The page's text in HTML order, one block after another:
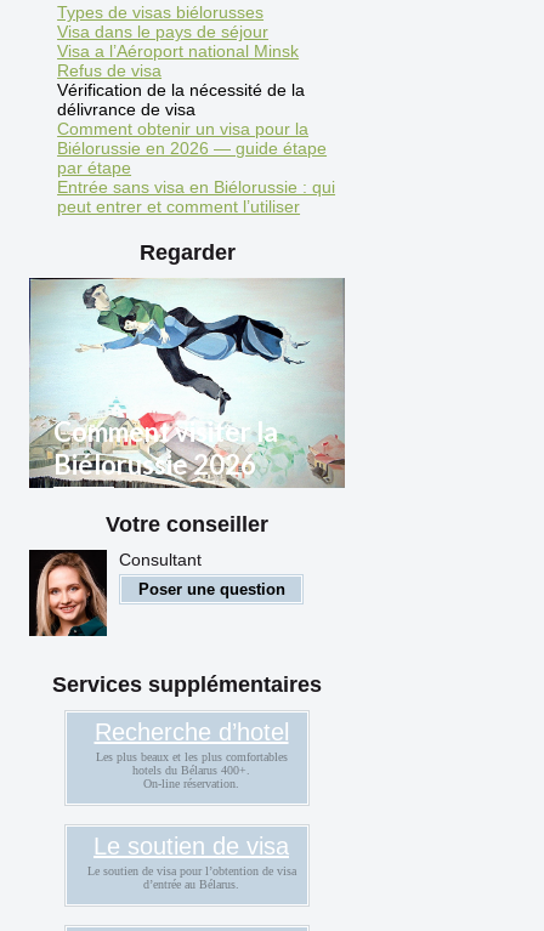
Types de visas biélorusses
Visa dans le pays de séjour
Visa a l’Aéroport national Minsk
Refus de visa
Vérification de la nécessité de la
délivrance de visa
Comment obtenir un visa pour la
Biélorussie en 2026 — guide étape
par étape
Entrée sans visa en Biélorussie : qui
peut entrer et comment l’utiliser
Regarder
Comment visiter la
Biélorussie 2026
Règles d'entrée en
Biélorussie pour les citoyens
étrangers
Votre conseiller
Consultant
Poser une question
Services supplémentaires
Recherche d’hotel
Les plus beaux et les plus comfortables
hotels du Bélarus 400+.
On-line réservation.
Le soutien de visa
Le soutien de visa pour l’obtention de visa
d’entrée au Bélarus.